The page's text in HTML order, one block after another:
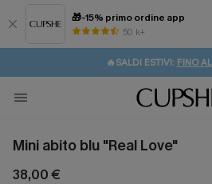
🎁-15% primo ordine app
50 k+
⚡️-15% SUGLI ESSENZIALI DA
🔥SALDI ESTIVI: FINO
🚚SPEDIZIONE
💌REGALO PER I NUOVI:
Mini abito blu "Real Love"
38,00 €